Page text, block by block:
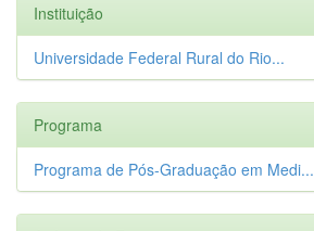
Instituição
Universidade Federal Rural do Rio...
Programa
Programa de Pós-Graduação em Medi...